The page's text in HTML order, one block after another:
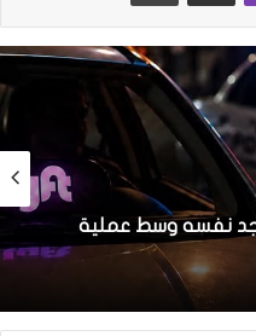
يجد نفسه وسط عملية